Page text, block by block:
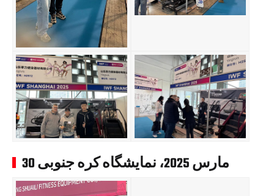
30 مارس 2025، نمایشگاه کره جنوبی